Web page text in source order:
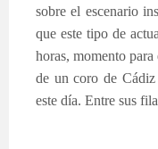
sobre el escenario
que este tipo de
horas, momento para
de un coro de
este día. Entre sus